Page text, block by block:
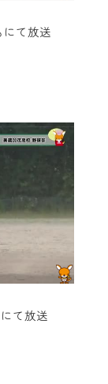
て放送
て放送
ないメ
が「メン
けませ
承の程